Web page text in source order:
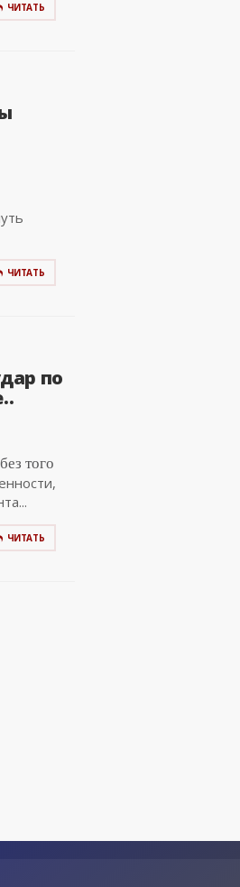
ЧИТАТЬ
ЧИТАТЬ
по
того
ЧИТАТЬ